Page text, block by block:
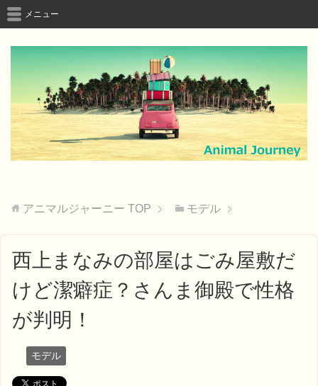
メニュー
アニマルジャーニー TOP モデル
西上まなみの部屋はごみ屋敷だ
けど潔癖症？さんま御殿で性格
が判明！
モデル